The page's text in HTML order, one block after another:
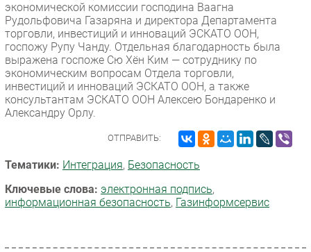
экономической комиссии господина Ваагна
Рудольфовича Газаряна и директора Департамента
торговли, инвестиций и инноваций ЭСКАТО ООН,
госпожу Рупу Чанду. Отдельная благодарность была
выражена госпоже Сю Хён Ким — сотруднику по
экономическим вопросам Отдела торговли,
инвестиций и инноваций ЭСКАТО ООН, а также
консультантам ЭСКАТО ООН Алексею Бондаренко и
Александру Орлу.
ОТПРАВИТЬ:
Тематики: Интеграция, Безопасность
Ключевые слова: электронная подпись,
информационная безопасность, Газинформсервис